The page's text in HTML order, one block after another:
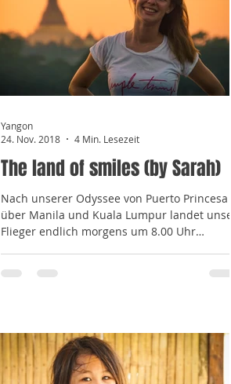
The land of smiles (by Sarah)
Nach unserer Odyssee von Puerto Princesa
über Manila und Kuala Lumpur landet unser
Flieger endlich morgens um 8.00 Uhr
Yangon
24. Nov. 2018
4 Min. Lesezeit